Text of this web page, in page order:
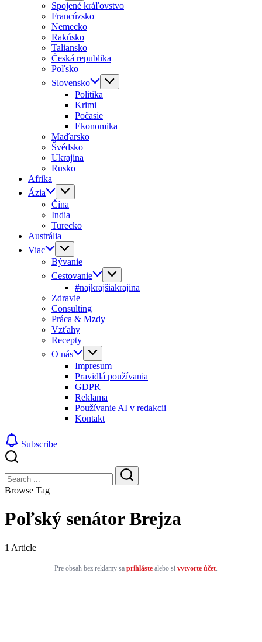
Spojené kráľovstvo
Francúzsko
Nemecko
Rakúsko
Taliansko
Česká republika
Poľsko
Slovensko
Politika
Krimi
Počasie
Ekonomika
Maďarsko
Švédsko
Ukrajina
Rusko
Afrika
Ázia
Čína
India
Turecko
Austrália
Viac
Bývanie
Cestovanie
#najkrajšiakrajina
Zdravie
Consulting
Práca & Mzdy
Vzťahy
Recepty
O nás
Impresum
Pravidlá používania
GDPR
Reklama
Používanie AI v redakcii
Kontakt
Subscribe
Search
Search
Browse Tag
Poľský senátor Brejza
1 Article
Pre obsah bez reklamy sa prihlástealebo si vytvorte účet.